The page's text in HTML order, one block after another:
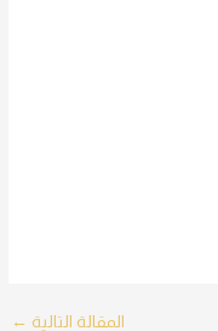
المقالة التالية ←